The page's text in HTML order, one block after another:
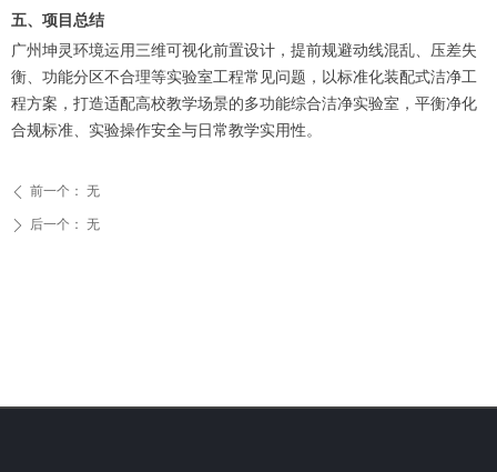
五、项目总结
广州坤灵环境运用三维可视化前置设计，提前规避动线混乱、压差失
衡、功能分区不合理等实验室工程常见问题，以标准化装配式洁净工
程方案，打造适配高校教学场景的多功能综合洁净实验室，平衡净化
合规标准、实验操作安全与日常教学实用性。
ꄴ 前一个： 无
ꄲ 后一个： 无